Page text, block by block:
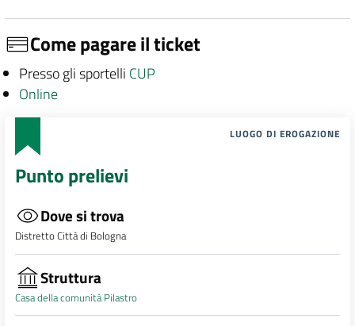
Come pagare il ticket
Presso gli sportelli CUP
Online
LUOGO DI EROGAZIONE
Punto prelievi
Dove si trova
Distretto Città di Bologna
Struttura
Casa della comunità Pilastro